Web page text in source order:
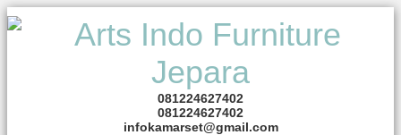
081224627402
081224627402
infokamarset@gmail.com